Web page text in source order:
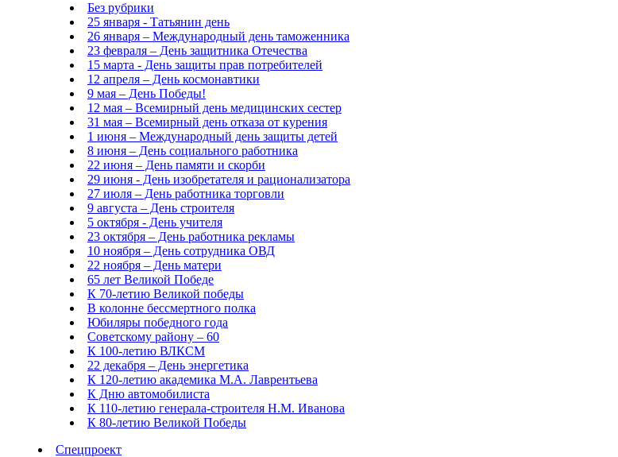
Без рубрики
25 января - Татьянин день
26 января – Международный день таможенника
23 февраля – День защитника Отечества
15 марта - День защиты прав потребителей
12 апреля – День космонавтики
9 мая – День Победы!
12 мая – Всемирный день медицинских сестер
31 мая – Всемирный день отказа от курения
1 июня – Международный день защиты детей
8 июня – День социального работника
22 июня – День памяти и скорби
29 июня - День изобретателя и рационализатора
27 июля – День работника торговли
9 августа – День строителя
5 октября - День учителя
23 октября – День работника рекламы
10 ноября – День сотрудника ОВД
22 ноября – День матери
65 лет Великой Победе
К 70-летию Великой победы
В колонне бессмертного полка
Юбиляры победного года
Советскому району – 60
К 100-летию ВЛКСМ
22 декабря – День энергетика
К 120-летию академика М.А. Лаврентьева
К Дню автомобилиста
К 110-летию генерала-строителя Н.М. Иванова
К 80-летию Великой Победы
Спецпроект